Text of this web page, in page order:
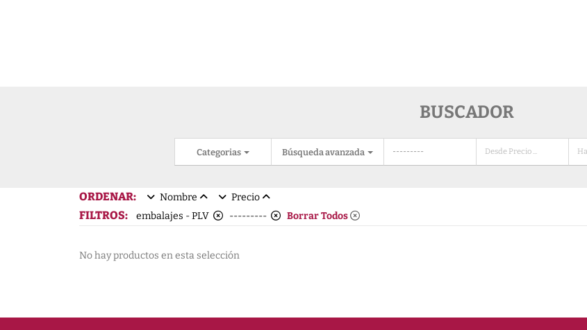
BUSCADOR
Categorias Búsqueda avanzada
ORDENAR: Nombre Precio
FILTROS: embalajes - PLV --------- Borrar Todos
No hay productos en esta selección